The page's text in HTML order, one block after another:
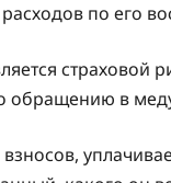
по его
обращению в